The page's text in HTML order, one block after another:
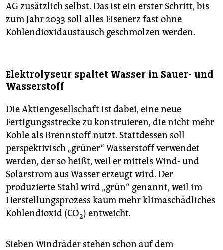
AG zusätzlich selbst. Das ist ein erster Schritt, bis
zum Jahr 2033 soll alles Eisenerz fast ohne
Kohlendioxidaustausch geschmolzen werden.
Elektrolyseur spaltet Wasser in Sauer- und
Wasserstoff
Die Aktiengesellschaft ist dabei, eine neue
Fertigungsstrecke zu konstruieren, die nicht mehr
Kohle als Brennstoff nutzt. Stattdessen soll
perspektivisch „grüner“ Wasserstoff verwendet
werden, der so heißt, weil er mittels Wind- und
Solarstrom aus Wasser erzeugt wird. Der
produzierte Stahl wird „grün“ genannt, weil im
Herstellungsprozess kaum mehr klimaschädliches
Kohlendioxid (CO2) entweicht.
Sieben Windräder stehen schon auf dem